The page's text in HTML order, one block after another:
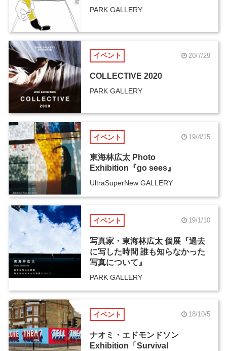
PARK GALLERY
イベント 20/7/29
COLLECTIVE 2020
PARK GALLERY
イベント 19/4/15
東海林広太 Photo
Exhibition『go sees』
UltraSuperNew GALLERY
イベント 19/1/10
写真家・東海林広太 個展『過去
に写した時間 誰も知らなかった
写真について』
PARK GALLERY
イベント 18/10/5
ナオミ・エドモンドソン
Exhibition「Survival